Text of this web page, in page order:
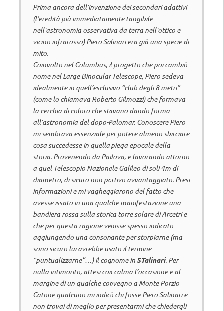
Prima ancora dell’invenzione dei secondari adattivi
(l’eredità più immediatamente tangibile
nell’astronomia osservativa da terra nell’ottico e
vicino infrarosso) Piero Salinari era già una specie di
mito.
Coinvolto nel Columbus, il progetto che poi cambiò
nome nel Large Binocular Telescope, Piero sedeva
idealmente in quell’esclusivo “club degli 8 metri”
(come lo chiamava Roberto Gilmozzi) che formava
la cerchia di coloro che stavano dando forma
all’astronomia del dopo-Palomar. Conoscere Piero
mi sembrava essenziale per potere almeno sbirciare
cosa succedesse in quella piega epocale della
storia. Provenendo da Padova, e lavorando attorno
a quel Telescopio Nazionale Galileo di soli 4m di
diametro, di sicuro non partivo avvantaggiato. Presi
informazioni e mi vagheggiarono del fatto che
avesse issato in una qualche manifestazione una
bandiera rossa sulla storica torre solare di Arcetri e
che per questa ragione venisse spesso indicato
aggiungendo una consonante per storpiarne (ma
sono sicuro lui avrebbe usato il termine
“puntualizzarne”…) il cognome inSTalinari. Per
nulla intimorito, attesi con calma l’occasione e al
margine di un qualche convegno a Monte Porzio
Catone qualcuno mi indicò chi fosse Piero Salinari e
non trovai di meglio per presentarmi che chiedergli